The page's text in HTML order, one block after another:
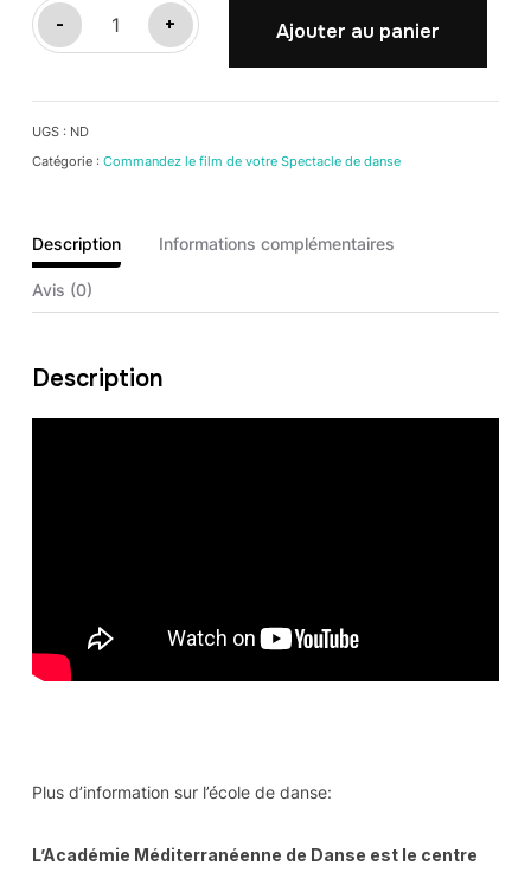
-
quantité
de
MEDITERRANEENNE
DE
DANSE
+ Ajouter au panier
UGS : ND
Catégorie : Commandez le film de votre Spectacle de danse
Description Informations complémentaires
Avis (0)
Description
Plus d’information sur l’école de danse:
L’Académie Méditerranéenne de Danse est le centre